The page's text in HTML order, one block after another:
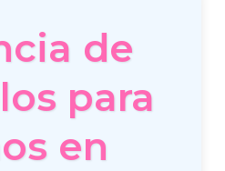
de
para
en